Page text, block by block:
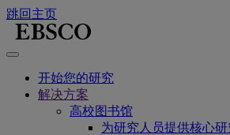
跳回主页
开始您的研究
解决方案
高校图书馆
为研究人员提供核心